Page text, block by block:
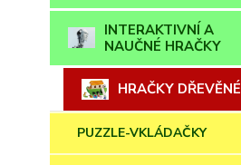
INTERAKTIVNÍ A
NAUČNÉ HRAČKY
HRAČKY DŘEVĚNÉ
PUZZLE-VKLÁDAČKY